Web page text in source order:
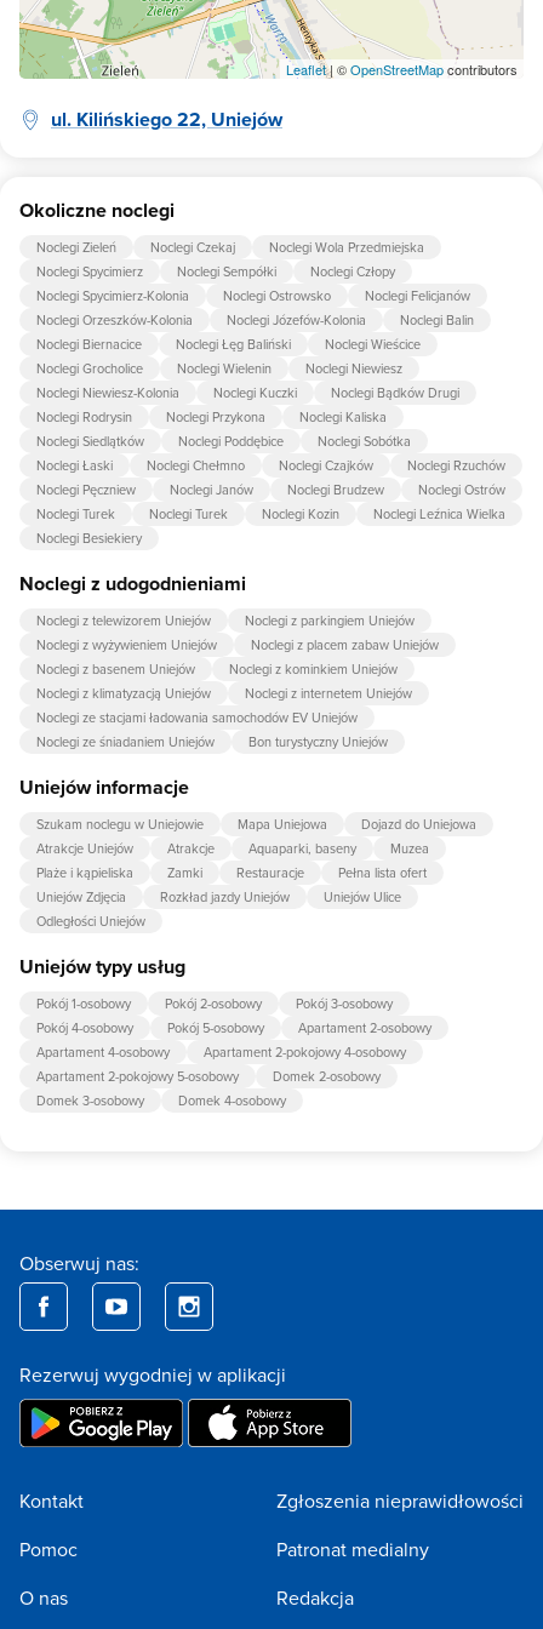
Leaflet| ©OpenStreetMapcontributors
ul. Kilińskiego 22, Uniejów
Okoliczne noclegi
Noclegi Zieleń Noclegi Czekaj
Noclegi Wola Przedmiejska
Noclegi Spycimierz
Noclegi Sempółki
Noclegi Człopy
Noclegi Spycimierz-Kolonia
Noclegi Ostrowsko
Noclegi Felicjanów
Noclegi Orzeszków-Kolonia
Noclegi Józefów-Kolonia
Noclegi Balin
Noclegi Biernacice
Noclegi Łęg Baliński
Noclegi Wieścice
Noclegi Grocholice
Noclegi Wielenin
Noclegi Niewiesz
Noclegi Niewiesz-Kolonia
Noclegi Kuczki
Noclegi Bądków Drugi
Noclegi Rodrysin
Noclegi Przykona
Noclegi Kaliska
Noclegi Siedlątków
Noclegi Poddębice
Noclegi Sobótka
Noclegi Łaski
Noclegi Chełmno Noclegi Czajków
Noclegi Rzuchów
Noclegi Pęczniew
Noclegi Janów Noclegi Brudzew
Noclegi Ostrów
Noclegi Turek
Noclegi Turek Noclegi Kozin
Noclegi Leźnica Wielka
Noclegi Besiekiery
Noclegi z udogodnieniami
Noclegi z telewizorem Uniejów
Noclegi z parkingiem Uniejów
Noclegi z wyżywieniem Uniejów
Noclegi z placem zabaw Uniejów
Noclegi z basenem Uniejów
Noclegi z kominkiem Uniejów
Noclegi z klimatyzacją Uniejów
Noclegi z internetem Uniejów
Noclegi ze stacjami ładowania samochodów EV Uniejów
Noclegi ze śniadaniem Uniejów
Bon turystyczny Uniejów
Uniejów informacje
Szukam noclegu w Uniejowie Mapa Uniejowa
Dojazd do Uniejowa
Atrakcje Uniejów
Atrakcje Aquaparki, baseny
Muzea
Plaże i kąpieliska
Zamki Restauracje
Pełna lista ofert
Uniejów Zdjęcia
Rozkład jazdy Uniejów
Uniejów Ulice
Odległości Uniejów
Uniejów typy usług
Pokój 1-osobowy Pokój 2-osobowy
Pokój 3-osobowy
Pokój 4-osobowy
Pokój 5-osobowy
Apartament 2-osobowy
Apartament 4-osobowy
Apartament 2-pokojowy 4-osobowy
Apartament 2-pokojowy 5-osobowy
Domek 2-osobowy
Domek 3-osobowy
Domek 4-osobowy
Obserwuj nas:
Rezerwuj wygodniej w aplikacji
Kontakt
Pomoc
O nas
Zgłoszenia nieprawidłowości
Patronat medialny
Redakcja